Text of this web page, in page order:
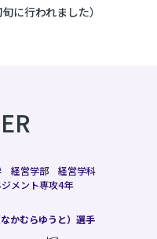
に行われました）
経営学部 経営学科
メント専攻4年
なかむらゆうと）選手